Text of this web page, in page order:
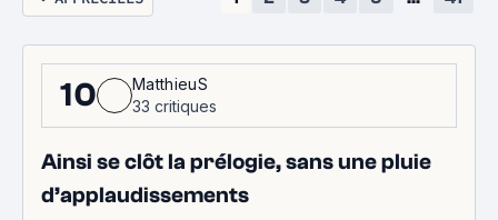
10
MatthieuS
33 critiques
Ainsi se clôt la prélogie, sans une pluie
d’applaudissements